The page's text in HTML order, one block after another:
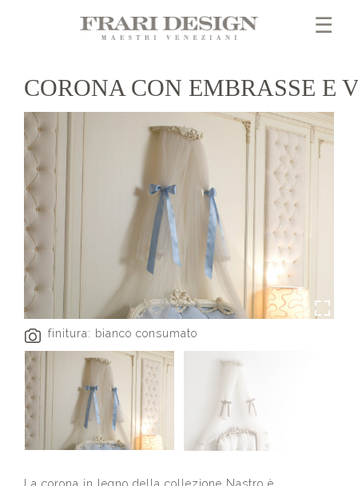
☰
CORONA CON EMBRASSE E
finitura: bianco consumato
La corona in legno della collezione Nastro è